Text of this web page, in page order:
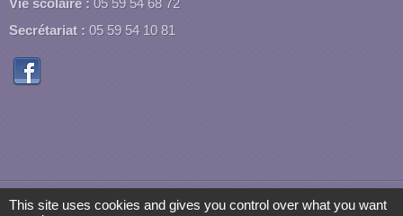
Secrétariat : 05 59 54 10 81
This site uses cookies and gives you control over what you want